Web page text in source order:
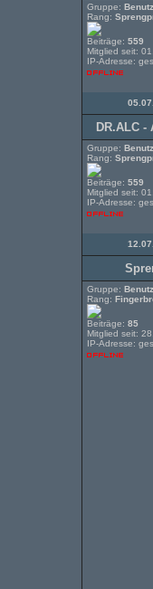
Gruppe:
Rang:
Beiträge: 559
Mitglied seit:
IP-Adresse:
DR.ALC
Gruppe:
Rang:
Beiträge: 559
Mitglied seit:
IP-Adresse:
Gruppe:
Rang:
Beiträge: 85
Mitglied seit:
IP-Adresse: